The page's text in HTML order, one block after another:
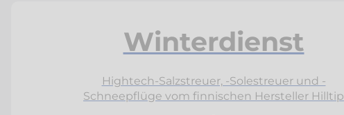
Winterdienst
Hightech-Salzstreuer, -Solestreuer und -
Schneepflüge vom finnischen Hersteller Hilltip